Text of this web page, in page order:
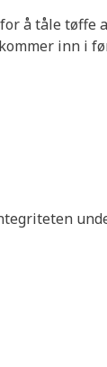
å tåle tøffe
inn i